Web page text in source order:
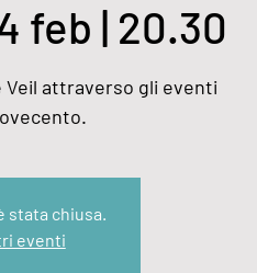
feb | 20.30
Veil attraverso gli eventi
stata chiusa.
eventi